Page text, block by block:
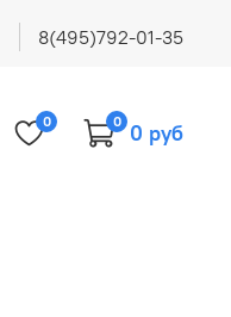
8(495)792-01-35
0 0 0 руб